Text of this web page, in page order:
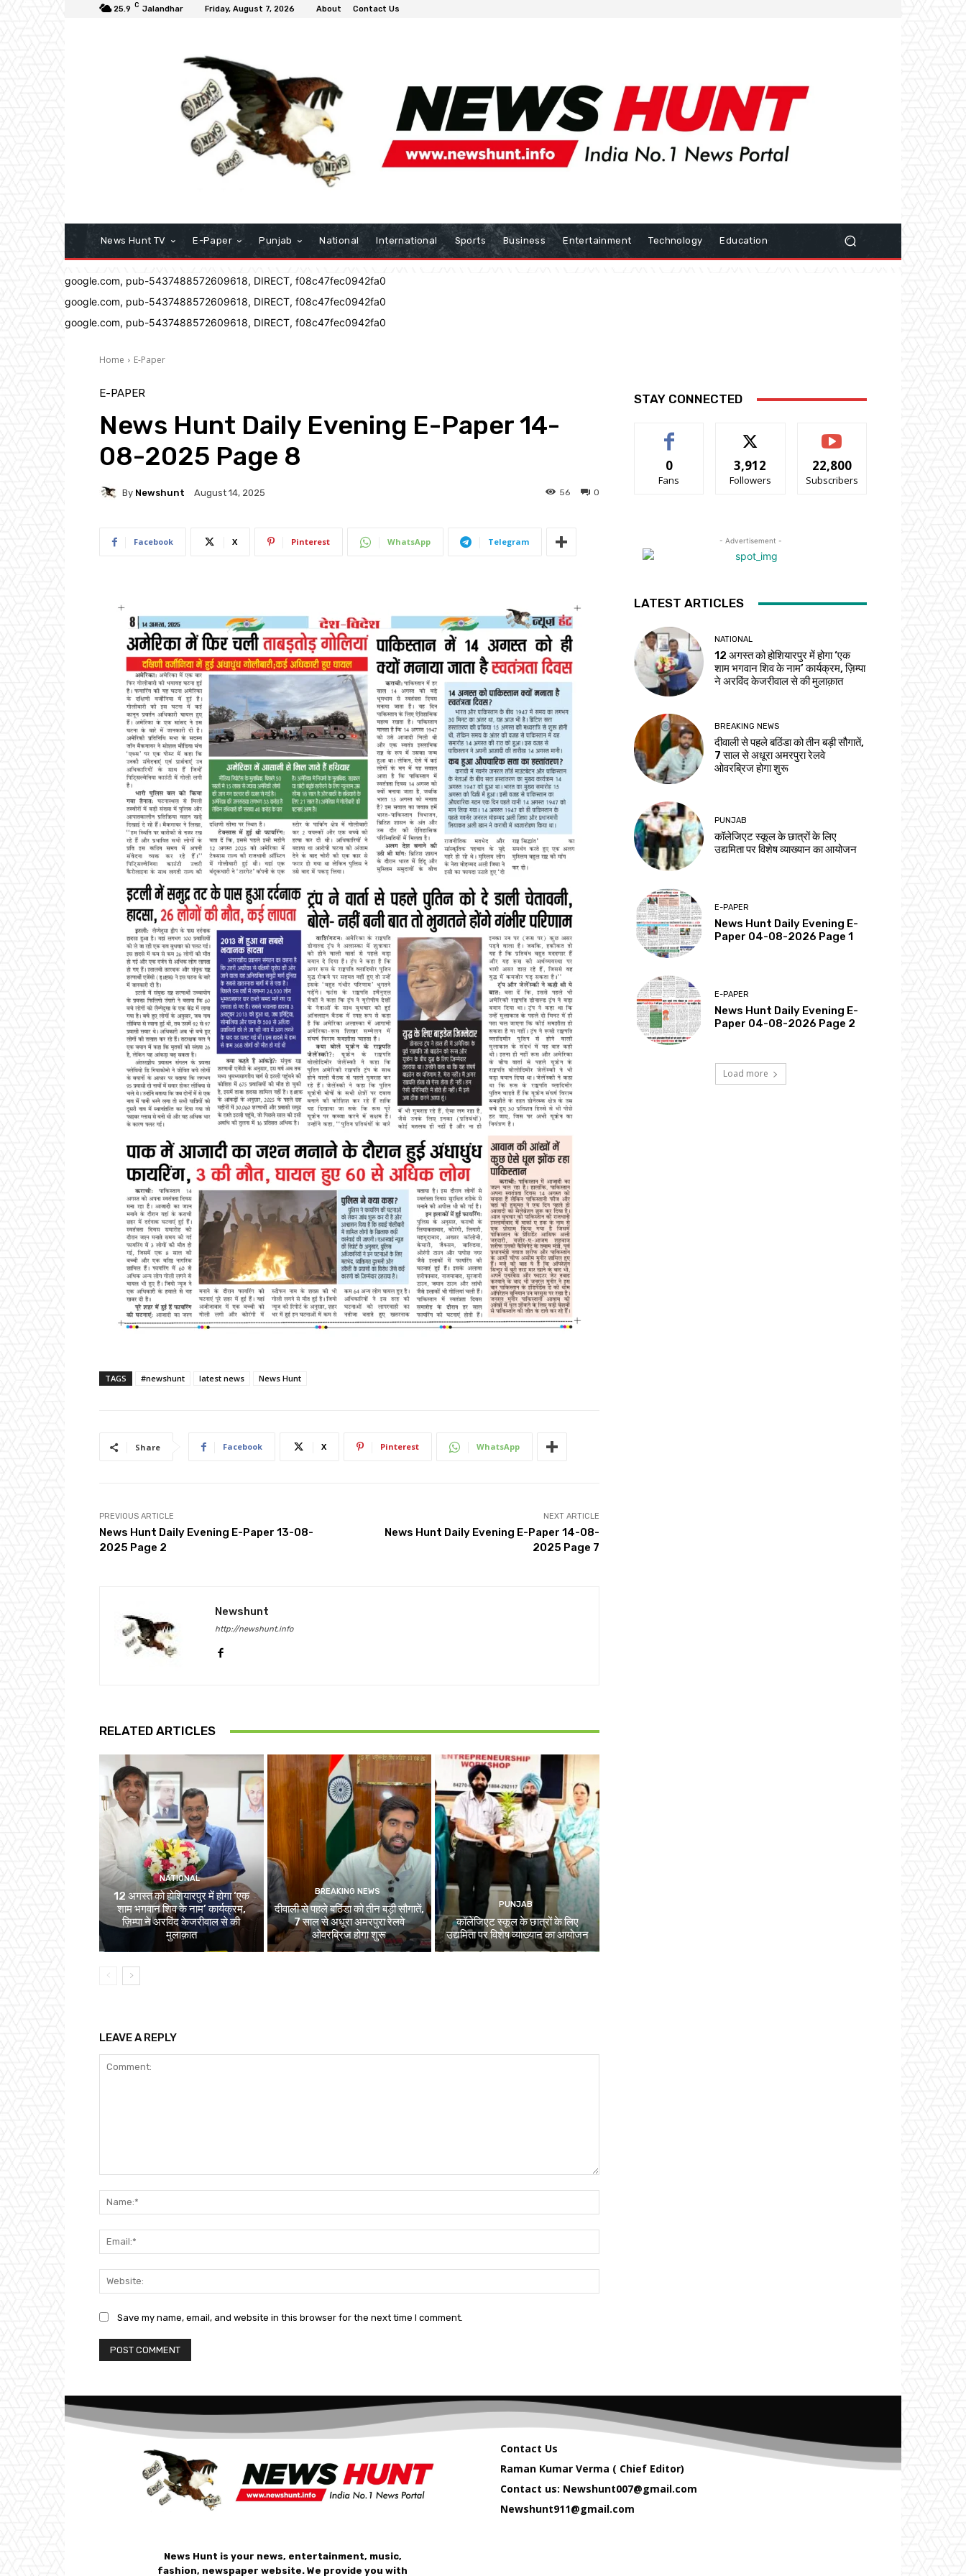
25.9 C Jalandhar Friday, August 7, 2026 About Contact Us
News Hunt TV E-Paper Punjab National International Sports Business Entertainment Technology Education
google.com, pub-5437488572609618, DIRECT, f08c47fec0942fa0
google.com, pub-5437488572609618, DIRECT, f08c47fec0942fa0
google.com, pub-5437488572609618, DIRECT, f08c47fec0942fa0
Home E-Paper
E-PAPER
News Hunt Daily Evening E-Paper 14-
08-2025 Page 8
By Newshunt August 14, 2025 0
56
Facebook X Pinterest WhatsApp Telegram
TAGS #newshunt latest news News Hunt
Share Facebook X Pinterest WhatsApp
PREVIOUS ARTICLE
News Hunt Daily Evening E-Paper 13-08-
2025 Page 2
NEXT ARTICLE
News Hunt Daily Evening E-Paper 14-08-
2025 Page 7
Newshunt
http://newshunt.info
RELATED ARTICLES
NATIONAL
12 अगस्त को होशियारपुर में होगा ‘एक
शाम भगवान शिव के नाम’ कार्यक्रम,
ज़िम्पा ने अरविंद केजरीवाल से की
मुलाक़ात
BREAKING NEWS
दीवाली से पहले बठिंडा को तीन बड़ी सौगातें,
7 साल से अधूरा अमरपुरा रेलवे
ओवरब्रिज होगा शुरू
PUNJAB
कॉलेजिएट स्कूल के छात्रों के लिए
उद्यमिता पर विशेष व्याख्यान का आयोजन
LEAVE A REPLY
Save my name, email, and website in this browser for the next time I comment.
STAY CONNECTED
0
Fans
3,912
Followers
22,800
Subscribers
- Advertisement -
LATEST ARTICLES
NATIONAL
12 अगस्त को होशियारपुर में होगा ‘एक
शाम भगवान शिव के नाम’ कार्यक्रम, ज़िम्पा
ने अरविंद केजरीवाल से की मुलाक़ात
BREAKING NEWS
दीवाली से पहले बठिंडा को तीन बड़ी सौगातें,
7 साल से अधूरा अमरपुरा रेलवे
ओवरब्रिज होगा शुरू
PUNJAB
कॉलेजिएट स्कूल के छात्रों के लिए
उद्यमिता पर विशेष व्याख्यान का आयोजन
E-PAPER
News Hunt Daily Evening E-
Paper 04-08-2026 Page 1
E-PAPER
News Hunt Daily Evening E-
Paper 04-08-2026 Page 2
Load more
News Hunt is your news, entertainment, music,
fashion, newspaper website. We provide you with
Contact Us
Raman Kumar Verma ( Chief Editor)
Contact us: Newshunt007@gmail.com
Newshunt911@gmail.com